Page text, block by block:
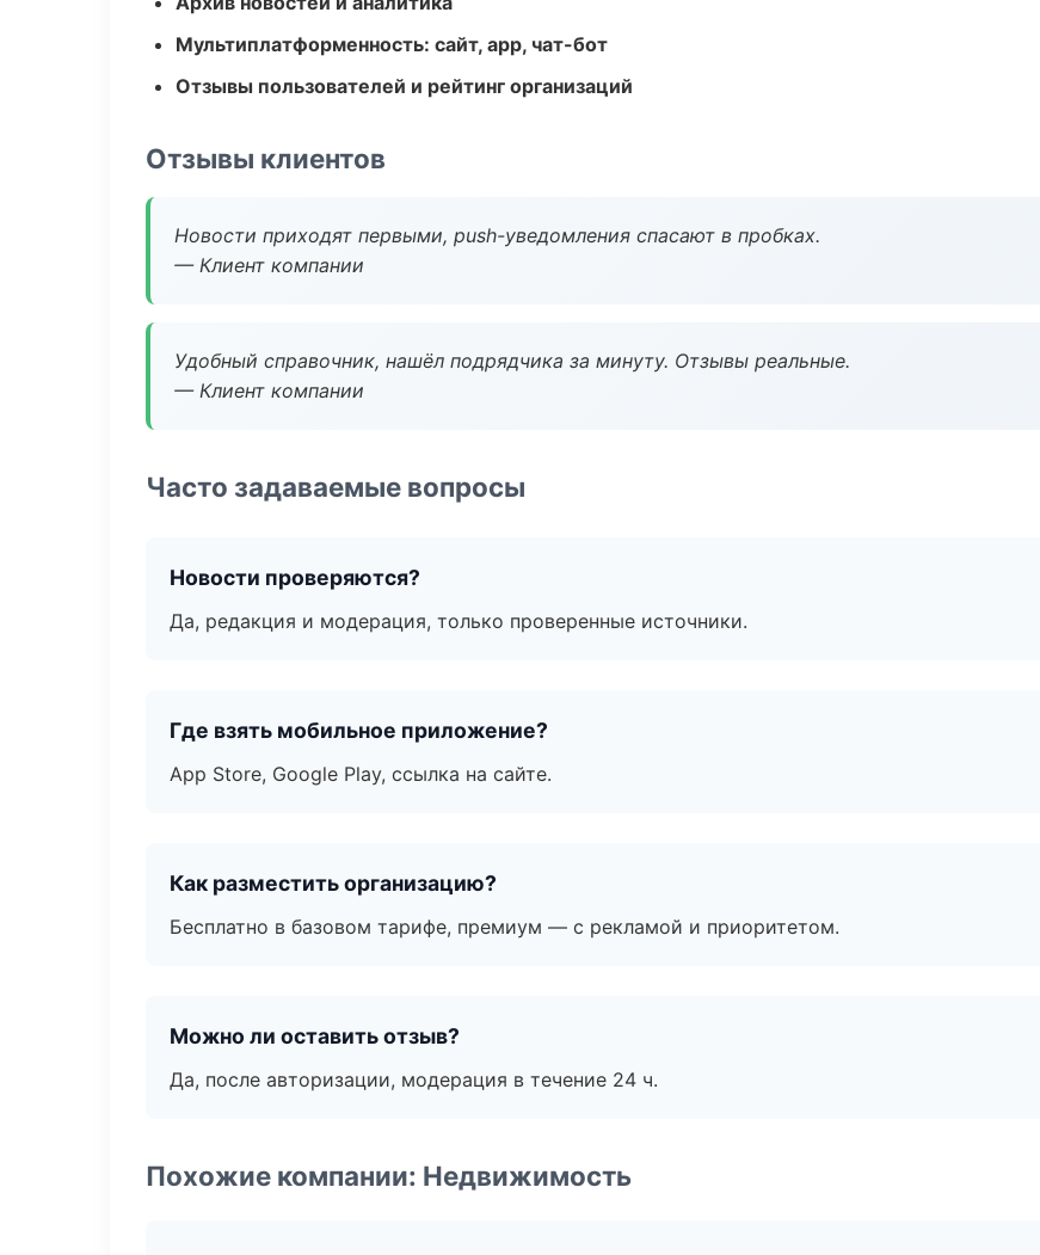
Мультиплатформенность: сайт, app, чат-бот
Отзывы пользователей и рейтинг организаций
Отзывы клиентов
Новости приходят первыми, push-уведомления спасают в пробках.
— Клиент компании
Удобный справочник, нашёл подрядчика за минуту. Отзывы реальные.
— Клиент компании
Часто задаваемые вопросы
Новости проверяются?
Да, редакция и модерация, только проверенные источники.
Где взять мобильное приложение?
App Store, Google Play, ссылка на сайте.
Как разместить организацию?
Бесплатно в базовом тарифе, премиум — с рекламой и приоритетом.
Можно ли оставить отзыв?
Да, после авторизации, модерация в течение 24 ч.
Похожие компании: Недвижимость